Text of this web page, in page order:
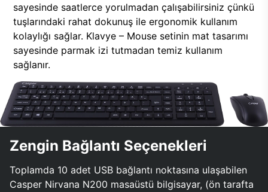
sayesinde saatlerce yorulmadan çalışabilirsiniz çünkü
tuşlarındaki rahat dokunuş ile ergonomik kullanım
kolaylığı sağlar. Klavye – Mouse setinin mat tasarımı
sayesinde parmak izi tutmadan temiz kullanım
sağlanır.
Zengin Bağlantı Seçenekleri
Toplamda 10 adet USB bağlantı noktasına ulaşabilen
Casper Nirvana N200 masaüstü bilgisayar, (ön tarafta